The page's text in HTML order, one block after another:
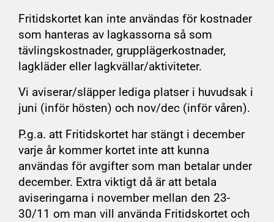
Fritidskortet kan inte användas för kostnader
som hanteras av lagkassorna så som
tävlingskostnader, grupplägerkostnader,
lagkläder eller lagkvällar/aktiviteter.
Vi aviserar/släpper lediga platser i huvudsak i
juni (inför hösten) och nov/dec (inför våren).
P.g.a. att Fritidskortet har stängt i december
varje år kommer kortet inte att kunna
användas för avgifter som man betalar under
december. Extra viktigt då är att betala
aviseringarna i november mellan den 23-
30/11 om man vill använda Fritidskortet och